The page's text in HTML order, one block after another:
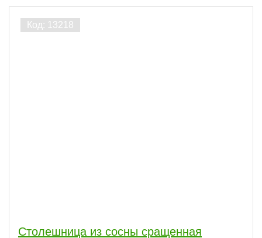
Столешница из сосны сращенная